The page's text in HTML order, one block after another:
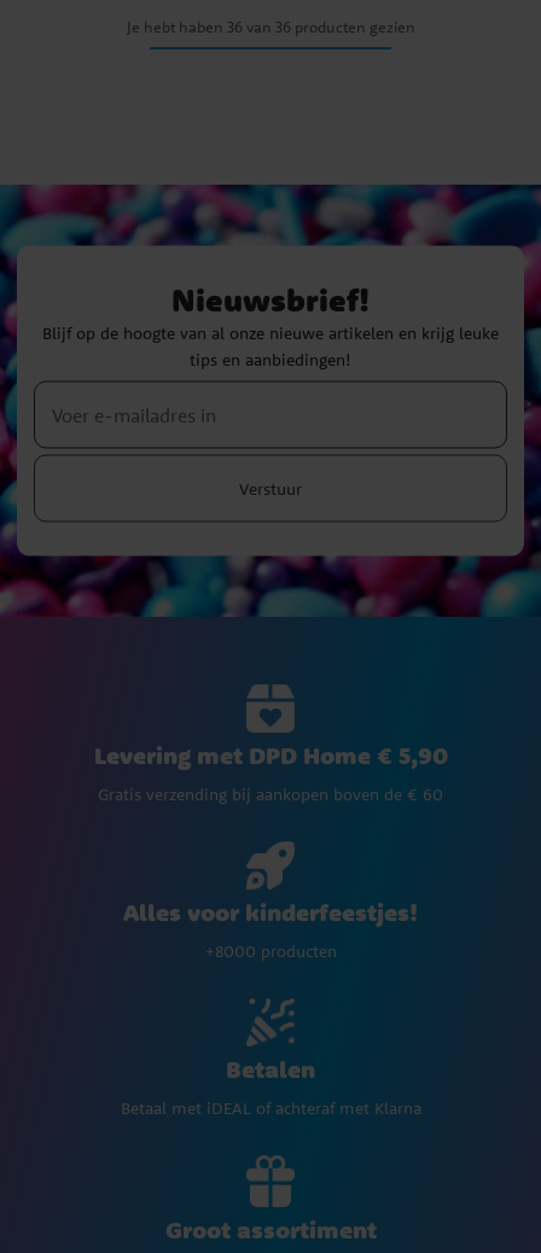
Je hebt haben 36 van 36 producten gezien
Nieuwsbrief!
Blijf op de hoogte van al onze nieuwe artikelen en krijg leuke
tips en aanbiedingen!
Verstuur
Levering met DPD Home € 5,90
Gratis verzending bij aankopen boven de € 60
Alles voor kinderfeestjes!
+8000 producten
Betalen
Betaal met iDEAL of achteraf met Klarna
Groot assortiment